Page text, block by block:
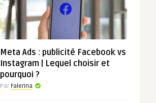
Meta Ads : publicité Facebook vs
Instagram | Lequel choisir et
pourquoi ?
Par Falerina